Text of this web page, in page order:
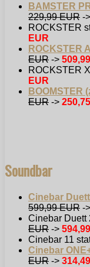
BAMSTER
229,99 EUR ->
ROCKSTER
EUR
ROCKSTER
EUR ->
ROCKSTER
EUR
BOOMSTER
EUR ->
Soundbar
Cinebar
599,99 EUR ->
Cinebar Duett
EUR ->
Cinebar 11
Cinebar
EUR ->